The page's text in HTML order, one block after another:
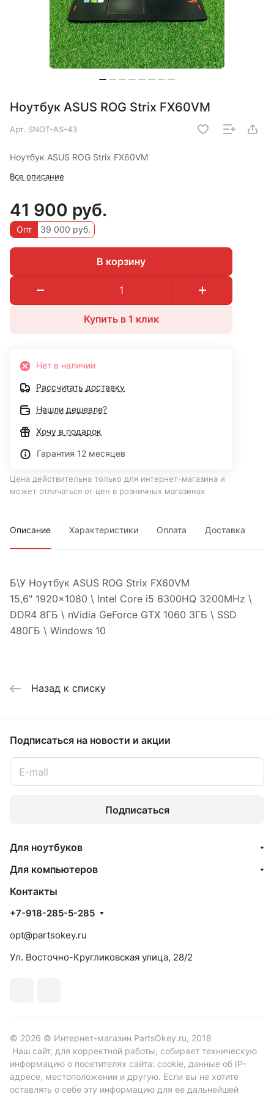
Ноутбук ASUS ROG Strix FX60VM
Арт. SNOT-AS-43
Ноутбук ASUS ROG Strix FX60VM
Все описание
41 900 руб.
Опт 39 000 руб.
В корзину
Купить в 1 клик
Нет в наличии
Рассчитать доставку
Нашли дешевле?
Хочу в подарок
Гарантия 12 месяцев
Цена действительна только для интернет-магазина и
может отличаться от цен в розничных магазинах
Описание Характеристики Оплата Доставка
Б\У Ноутбук ASUS ROG Strix FX60VM
15,6" 1920x1080 \ Intel Core i5 6300HQ 3200MHz \
DDR4 8ГБ \ nVidia GeForce GTX 1060 3ГБ \ SSD
480ГБ \ Windows 10
Назад к списку
Подписаться на новости и акции
Подписаться
Для ноутбуков
Для компьютеров
Контакты
+7-918-285-5-285
opt@partsokey.ru
Ул. Восточно-Кругликовская улица, 28/2
© 2026 © Интернет-магазин PartsOkey.ru, 2018
Наш сайт, для корректной работы, собирает техническую
информацию о посетителях сайта: cookie, данные об IP-
адресе, местоположении и другую. Если вы не хотите
оставлять о себе эту информацию для ее дальнейшей